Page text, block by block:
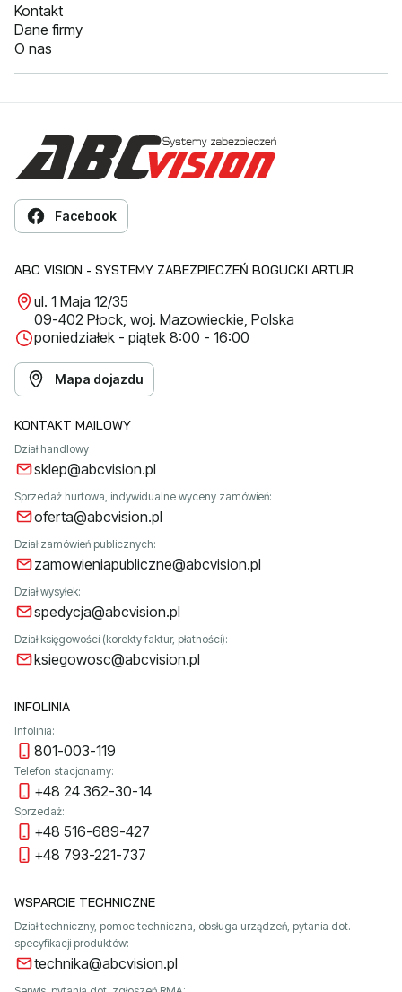
Kontakt
Dane firmy
O nas
Facebook
ABC VISION - SYSTEMY ZABEZPIECZEŃ BOGUCKI ARTUR
ul. 1 Maja 12/35
09-402 Płock, woj. Mazowieckie, Polska
poniedziałek - piątek 8:00 - 16:00
Mapa dojazdu
KONTAKT MAILOWY
Dział handlowy
sklep@abcvision.pl
Sprzedaż hurtowa, indywidualne wyceny zamówień:
oferta@abcvision.pl
Dział zamówień publicznych:
zamowieniapubliczne@abcvision.pl
Dział wysyłek:
spedycja@abcvision.pl
Dział księgowości (korekty faktur, płatności):
ksiegowosc@abcvision.pl
INFOLINIA
Infolinia:
801-003-119
Telefon stacjonarny:
+48 24 362-30-14
Sprzedaż:
+48 516-689-427
+48 793-221-737
WSPARCIE TECHNICZNE
Dział techniczny, pomoc techniczna, obsługa urządzeń, pytania dot.
specyfikacji produktów:
technika@abcvision.pl